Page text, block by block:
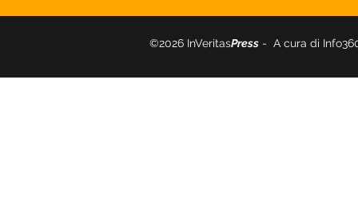
sonore in Suoni e Visioni, al cinema
e sulle miglioripiattaforme
magia anni
©2026 InVeritasPress - A cura di